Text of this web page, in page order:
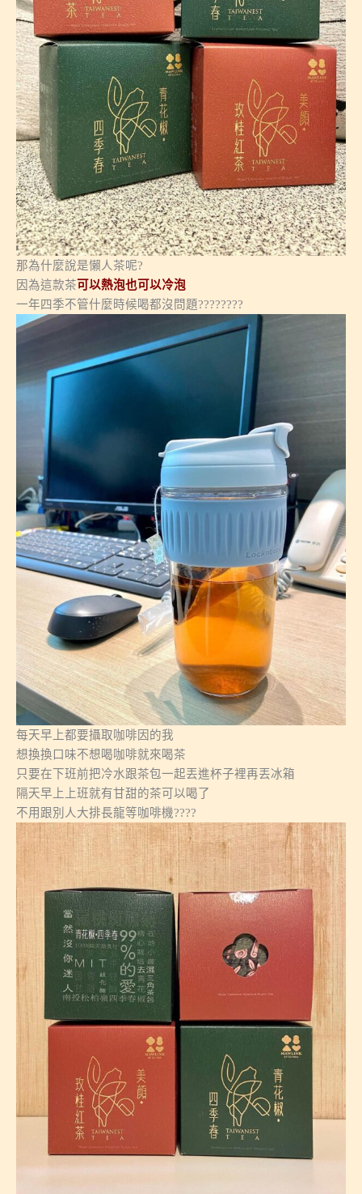
那為什麼說是懶人茶呢?
因為這款茶可以熱泡也可以冷泡
一年四季不管什麼時候喝都沒問題????????
每天早上都要攝取咖啡因的我
想換換口味不想喝咖啡就來喝茶
只要在下班前把冷水跟茶包一起丟進杯子裡再丟冰箱
隔天早上上班就有甘甜的茶可以喝了
不用跟別人大排長龍等咖啡機????